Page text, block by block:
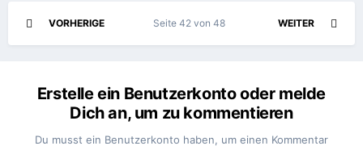
VORHERIGE WEITER
Seite 42 von 48
Erstelle ein Benutzerkonto oder melde
Dich an, um zu kommentieren
Du musst ein Benutzerkonto haben, um einen Kommentar